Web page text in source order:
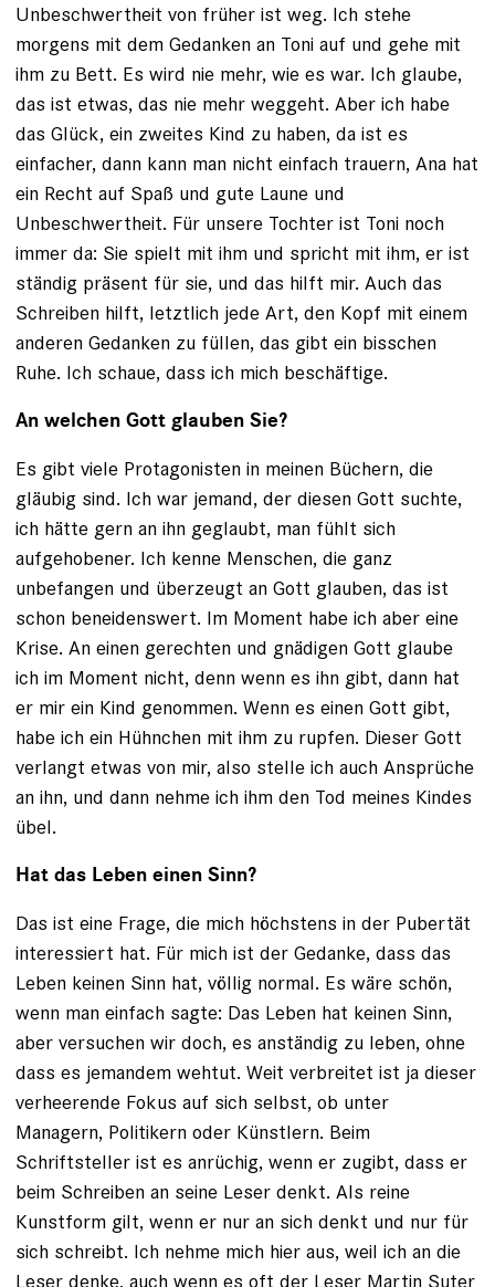
Unbeschwertheit von früher ist weg. Ich stehe
morgens mit dem Gedanken an Toni auf und gehe mit
ihm zu Bett. Es wird nie mehr, wie es war. Ich glaube,
das ist etwas, das nie mehr weggeht. Aber ich habe
das Glück, ein zweites Kind zu haben, da ist es
einfacher, dann kann man nicht einfach trauern, Ana hat
ein Recht auf Spaß und gute Laune und
Unbeschwertheit. Für unsere Tochter ist Toni noch
immer da: Sie spielt mit ihm und spricht mit ihm, er ist
ständig präsent für sie, und das hilft mir. Auch das
Schreiben hilft, letztlich jede Art, den Kopf mit einem
anderen Gedanken zu füllen, das gibt ein bisschen
Ruhe. Ich schaue, dass ich mich beschäftige.
An welchen Gott glauben Sie?
Es gibt viele Protagonisten in meinen Büchern, die
gläubig sind. Ich war jemand, der diesen Gott suchte,
ich hätte gern an ihn geglaubt, man fühlt sich
aufgehobener. Ich kenne Menschen, die ganz
unbefangen und überzeugt an Gott glauben, das ist
schon beneidenswert. Im Moment habe ich aber eine
Krise. An einen gerechten und gnädigen Gott glaube
ich im Moment nicht, denn wenn es ihn gibt, dann hat
er mir ein Kind genommen. Wenn es einen Gott gibt,
habe ich ein Hühnchen mit ihm zu rupfen. Dieser Gott
verlangt etwas von mir, also stelle ich auch Ansprüche
an ihn, und dann nehme ich ihm den Tod meines Kindes
übel.
Hat das Leben einen Sinn?
Das ist eine Frage, die mich höchstens in der Pubertät
interessiert hat. Für mich ist der Gedanke, dass das
Leben keinen Sinn hat, völlig normal. Es wäre schön,
wenn man einfach sagte: Das Leben hat keinen Sinn,
aber versuchen wir doch, es anständig zu leben, ohne
dass es jemandem wehtut. Weit verbreitet ist ja dieser
verheerende Fokus auf sich selbst, ob unter
Managern, Politikern oder Künstlern. Beim
Schriftsteller ist es anrüchig, wenn er zugibt, dass er
beim Schreiben an seine Leser denkt. Als reine
Kunstform gilt, wenn er nur an sich denkt und nur für
sich schreibt. Ich nehme mich hier aus, weil ich an die
Leser denke, auch wenn es oft der Leser Martin Suter